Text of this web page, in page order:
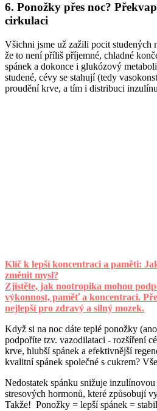
6. Ponožky přes noc?
cirkulaci
Všichni jsme už zažili pocit studených
že to není příliš příjemné, chladné
spánek a dokonce i glukózový
studené, cévy se stahují (tedy
proudění krve, a tím i distribuci
Klíč k lepší koncentraci a paměti:
změnit mysl?
Zjistěte, jak nootropika mohou
výkonnost, paměť a koncentraci.
nejlepší pro zdravý a silný mozek.
Když si na noc dáte teplé ponožky
podpoříte tzv. vazodilataci - rozšíření
krve, hlubší spánek a efektivnější
kvalitní spánek společné s cukrem?
Nedostatek spánku snižuje
stresových hormonů, které způsobují
Takže! Ponožky = lepší spánek =